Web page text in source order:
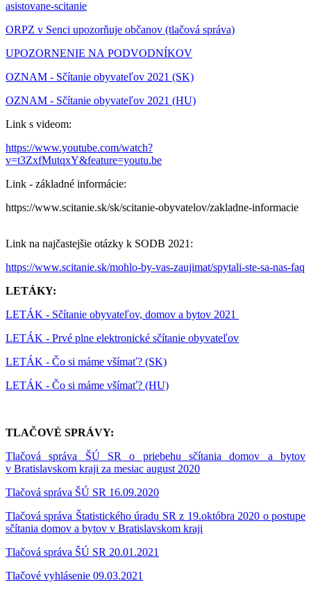
asistovane-scitanie
ORPZ v Senci upozorňuje občanov (tlačová správa)
UPOZORNENIE NA PODVODNÍKOV
OZNAM - Sčítanie obyvateľov 2021 (SK)
OZNAM - Sčítanie obyvateľov 2021 (HU)
Link s videom:
https://www.youtube.com/watch?
v=t3ZxfMutqxY&feature=youtu.be
Link - základné informácie:
https://www.scitanie.sk/sk/scitanie-obyvatelov/zakladne-informacie
Link na najčastejšie otázky k SODB 2021:
https://www.scitanie.sk/mohlo-by-vas-zaujimat/spytali-ste-sa-nas-faq
LETÁKY:
LETÁK - Sčítanie obyvateľov, domov a bytov 2021
LETÁK - Prvé plne elektronické sčítanie obyvateľov
LETÁK - Čo si máme všímať? (SK)
LETÁK - Čo si máme všímať? (HU)
TLAČOVÉ SPRÁVY:
Tlačová správa ŠÚ SR o priebehu sčítania domov a bytov
v Bratislavskom kraji za mesiac august 2020
Tlačová správa ŠÚ SR 16.09.2020
Tlačová správa Štatistického úradu SR z 19.októbra 2020 o postupe
sčítania domov a bytov v Bratislavskom kraji
Tlačová správa ŠÚ SR 20.01.2021
Tlačové vyhlásenie 09.03.2021